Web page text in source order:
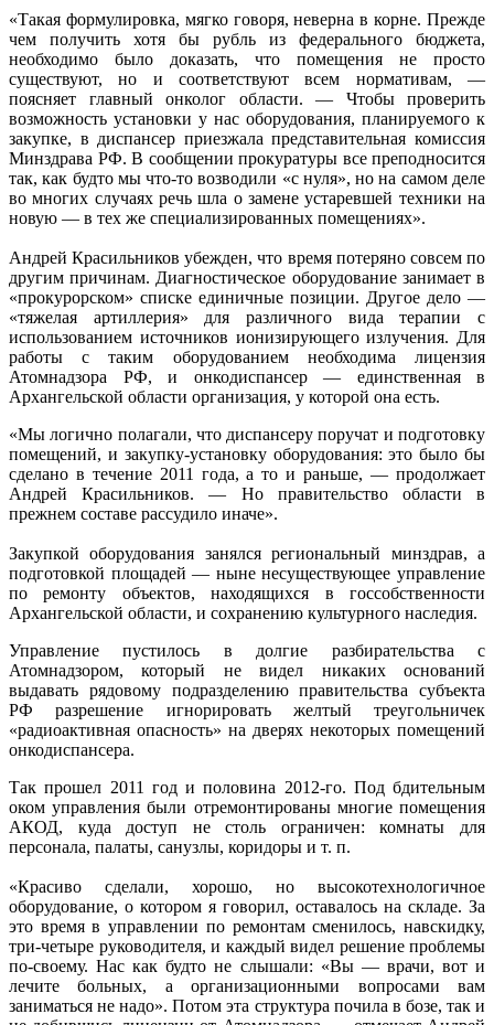
«Такая формулировка, мягко говоря, неверна в корне. Прежде
чем получить хотя бы рубль из федерального бюджета,
необходимо было доказать, что помещения не просто
существуют, но и соответствуют всем нормативам, —
поясняет главный онколог области. — Чтобы проверить
возможность установки у нас оборудования, планируемого к
закупке, в диспансер приезжала представительная комиссия
Минздрава РФ. В сообщении прокуратуры все преподносится
так, как будто мы что-то возводили «с нуля», но на самом деле
во многих случаях речь шла о замене устаревшей техники на
новую — в тех же специализированных помещениях».
Андрей Красильников убежден, что время потеряно совсем по
другим причинам. Диагностическое оборудование занимает в
«прокурорском» списке единичные позиции. Другое дело —
«тяжелая артиллерия» для различного вида терапии с
использованием источников ионизирующего излучения. Для
работы с таким оборудованием необходима лицензия
Атомнадзора РФ, и онкодиспансер — единственная в
Архангельской области организация, у которой она есть.
«Мы логично полагали, что диспансеру поручат и подготовку
помещений, и закупку-установку оборудования: это было бы
сделано в течение 2011 года, а то и раньше, — продолжает
Андрей Красильников. — Но правительство области в
прежнем составе рассудило иначе».
Закупкой оборудования занялся региональный минздрав, а
подготовкой площадей — ныне несуществующее управление
по ремонту объектов, находящихся в госсобственности
Архангельской области, и сохранению культурного наследия.
Управление пустилось в долгие разбирательства с
Атомнадзором, который не видел никаких оснований
выдавать рядовому подразделению правительства субъекта
РФ разрешение игнорировать желтый треугольничек
«радиоактивная опасность» на дверях некоторых помещений
онкодиспансера.
Так прошел 2011 год и половина 2012-го. Под бдительным
оком управления были отремонтированы многие помещения
АКОД, куда доступ не столь ограничен: комнаты для
персонала, палаты, санузлы, коридоры и т. п.
«Красиво сделали, хорошо, но высокотехнологичное
оборудование, о котором я говорил, оставалось на складе. За
это время в управлении по ремонтам сменилось, навскидку,
три-четыре руководителя, и каждый видел решение проблемы
по-своему. Нас как будто не слышали: «Вы — врачи, вот и
лечите больных, а организационными вопросами вам
заниматься не надо». Потом эта структура почила в бозе, так и